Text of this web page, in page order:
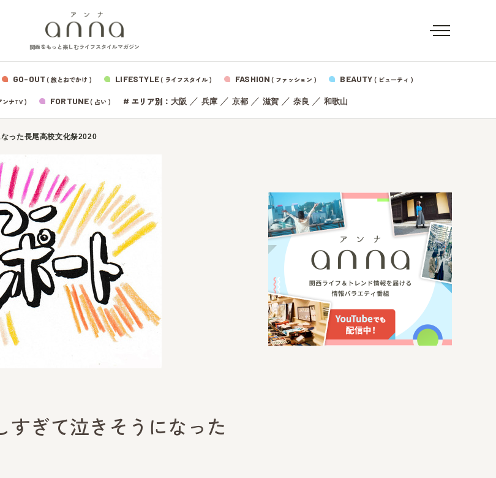
関西をもっと楽しむライフスタイルマガジン
GO-OUT ( 旅とおでかけ ) LIFESTYLE( ライフスタイル ) FASHION ( ファッション ) BEAUTY ( ビューティ )
ンナTV ) FORTUNE( 占い ) # エリア別： 大阪 ／ 兵庫／ 京都／ 滋賀／ 奈良 ／ 和歌山
った長尾高校文化祭2020
すぎて泣きそうになった